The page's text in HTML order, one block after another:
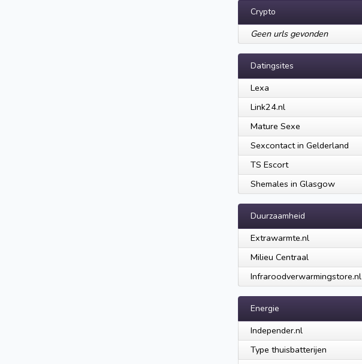
Crypto
Geen urls gevonden
Datingsites
Lexa
Link24.nl
Mature Sexe
Sexcontact in Gelderland
TS Escort
Shemales in Glasgow
Duurzaamheid
Extrawarmte.nl
Milieu Centraal
Infraroodverwarmingstore.nl
Energie
Independer.nl
Type thuisbatterijen